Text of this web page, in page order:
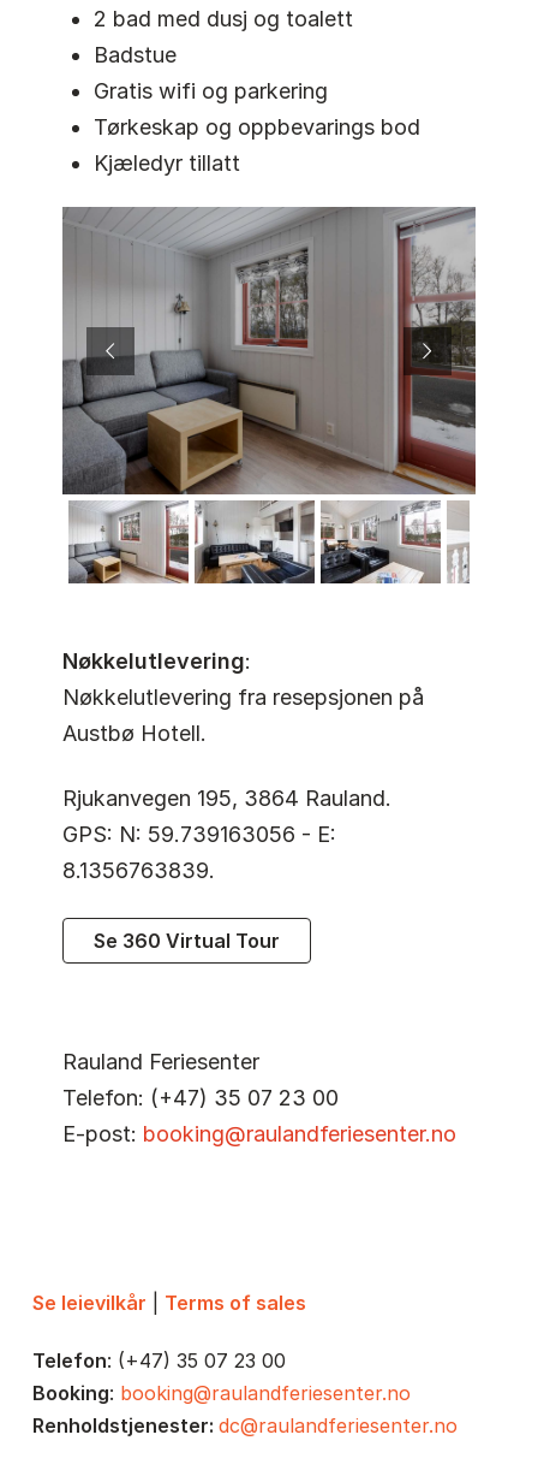
2 bad med dusj og toalett
Badstue
Gratis wifi og parkering
Tørkeskap og oppbevarings bod
Kjæledyr tillatt
Nøkkelutlevering:
Nøkkelutlevering fra resepsjonen på
Austbø Hotell.
Rjukanvegen 195, 3864 Rauland.
GPS: N: 59.739163056 - E:
8.1356763839.
Se 360 Virtual Tour
Rauland Feriesenter
Telefon: (+47) 35 07 23 00
E-post: booking@raulandferiesenter.no
Se leievilkår Terms of sales
Telefon: (+47) 35 07 23 00
Booking: booking@raulandferiesenter.no
Renholdstjenester: dc@raulandferiesenter.no